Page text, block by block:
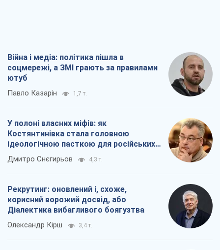
Війна і медіа: політика пішла в
соцмережі, а ЗМІ грають за правилами
ютуб
Павло Казарін 1,7 т.
У полоні власних міфів: як
Костянтинівка стала головною
ідеологічною пасткою для російських
окупантів
Дмитро Снєгирьов 4,3 т.
Рекрутинг: оновлений і, схоже,
корисний ворожий досвід, або
Діалектика вибагливого боягузтва
Олександр Кірш 3,4 т.